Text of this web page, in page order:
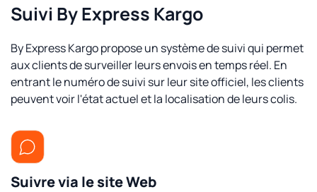
Suivi By Express Kargo
By Express Kargo propose un système de suivi qui permet
aux clients de surveiller leurs envois en temps réel. En
entrant le numéro de suivi sur leur site officiel, les clients
peuvent voir l'état actuel et la localisation de leurs colis.
Suivre via le site Web